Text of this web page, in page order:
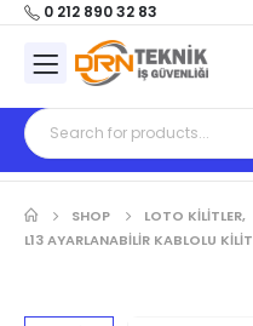
0 212 890 32 83
SHOP LOTO KİLİTLER,
L13 AYARLANABILIR KABLOLU